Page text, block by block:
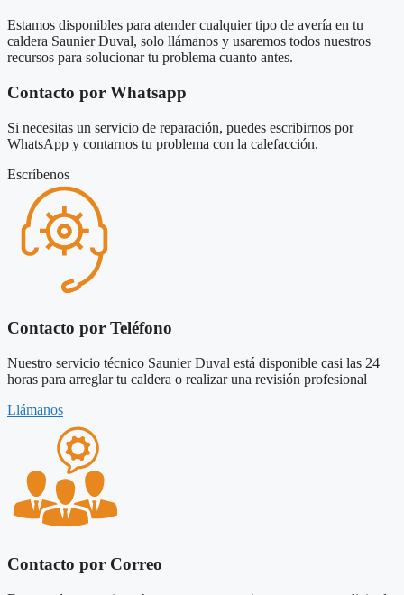
Estamos disponibles para atender cualquier tipo de avería en tu
caldera Saunier Duval, solo llámanos y usaremos todos nuestros
recursos para solucionar tu problema cuanto antes.
Contacto por Whatsapp
Si necesitas un servicio de reparación, puedes escribirnos por
WhatsApp y contarnos tu problema con la calefacción.
Escríbenos
Contacto por Teléfono
Nuestro servicio técnico Saunier Duval está disponible casi las 24
horas para arreglar tu caldera o realizar una revisión profesional
Llámanos
Contacto por Correo